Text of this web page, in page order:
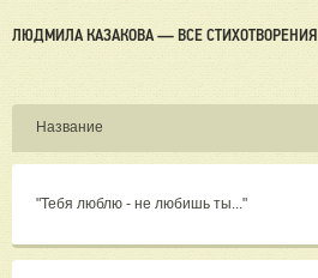
ЛЮДМИЛА КАЗАКОВА — ВСЕ СТИХОТВОРЕНИЯ
Название
"Тебя люблю - не любишь ты..."